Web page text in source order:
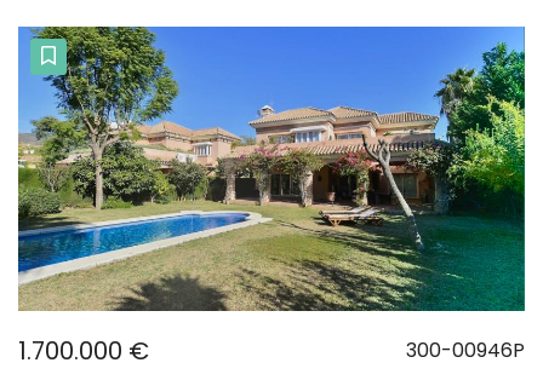
1.700.000 € 300-00946P